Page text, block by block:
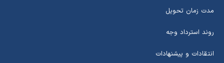
مدت زمان تحویل
روند استرداد وجه
انتقادات و پیشنهادات